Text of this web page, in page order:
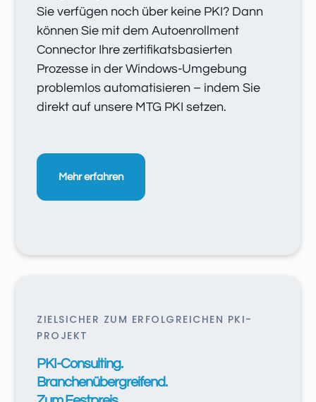
Sie verfügen noch über keine PKI? Dann
können Sie mit dem Autoenrollment
Connector Ihre zertifikatsbasierten
Prozesse in der Windows-Umgebung
problemlos automatisieren – indem Sie
direkt auf unsere MTG PKI setzen.
Mehr erfahren
ZIELSICHER ZUM ERFOLGREICHEN PKI-
PROJEKT
PKI-Consulting.
Branchenübergreifend.